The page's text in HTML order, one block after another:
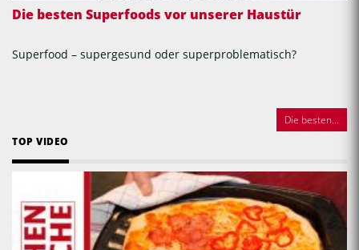
Die besten Superfoods vor unserer Haustür
Superfood – supergesund oder superproblematisch?
Die besten...
TOP VIDEO